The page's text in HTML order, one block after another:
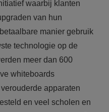
waarbij klanten
van hun
manier gebruik
technologie op de
meer dan 600
whiteboards
apparaten
en veel scholen en